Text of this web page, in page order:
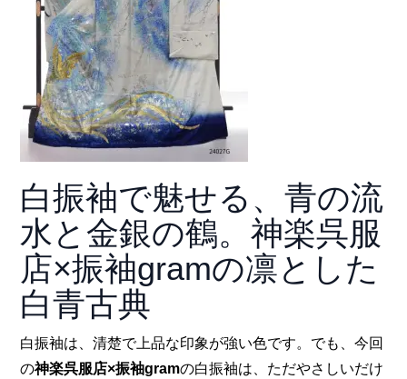
白振袖で魅せる、青の流
水と金銀の鶴。神楽呉服
店×振袖gramの凛とした
白青古典
白振袖は、清楚で上品な印象が強い色です。でも、今回
の神楽呉服店×振袖gramの白振袖は、ただやさしいだけ